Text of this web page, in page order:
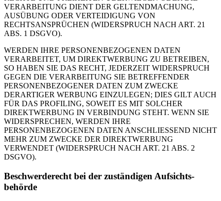
VERARBEITUNG DIENT DER GELTENDMACHUNG,
AUSÜBUNG ODER VERTEIDIGUNG VON
RECHTSANSPRÜCHEN (WIDERSPRUCH NACH ART. 21
ABS. 1 DSGVO).
WERDEN IHRE PERSONENBEZOGENEN DATEN
VERARBEITET, UM DIREKTWERBUNG ZU BETREIBEN,
SO HABEN SIE DAS RECHT, JEDERZEIT WIDERSPRUCH
GEGEN DIE VERARBEITUNG SIE BETREFFENDER
PERSONENBEZOGENER DATEN ZUM ZWECKE
DERARTIGER WERBUNG EINZULEGEN; DIES GILT AUCH
FÜR DAS PROFILING, SOWEIT ES MIT SOLCHER
DIREKTWERBUNG IN VERBINDUNG STEHT. WENN SIE
WIDERSPRECHEN, WERDEN IHRE
PERSONENBEZOGENEN DATEN ANSCHLIESSEND NICHT
MEHR ZUM ZWECKE DER DIREKTWERBUNG
VERWENDET (WIDERSPRUCH NACH ART. 21 ABS. 2
DSGVO).
Beschwerde­recht bei der zuständigen Aufsichts­
behörde